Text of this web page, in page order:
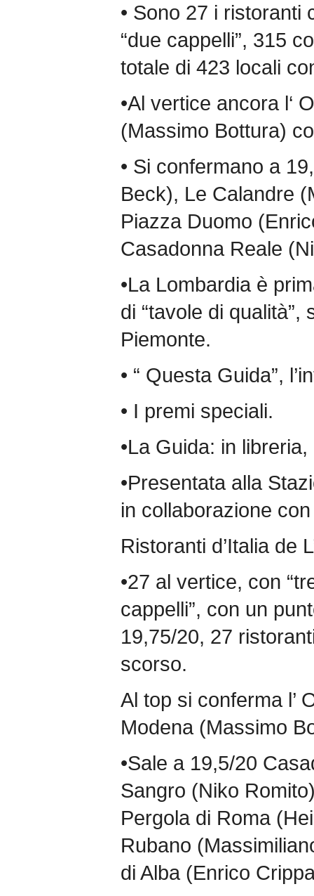
• Sono 27 i ristoranti
“due cappelli”, 315
totale di 423 locali
•Al vertice ancora l‘
(Massimo Bottura)
• Si confermano a
Beck), Le Calandre
Piazza Duomo
Casadonna Reale
•La Lombardia è
di “tavole di
Piemonte.
• “ Questa Guida”,
• I premi speciali.
•La Guida: in
•Presentata alla
in collaborazione
Ristoranti d’Italia de
•27 al vertice, con
cappelli”, con un
19,75/20, 27
scorso.
Al top si conferma l’
Modena (Massimo
•Sale a 19,5/20
Sangro (Niko
Pergola di Roma
Rubano
di Alba (Enrico